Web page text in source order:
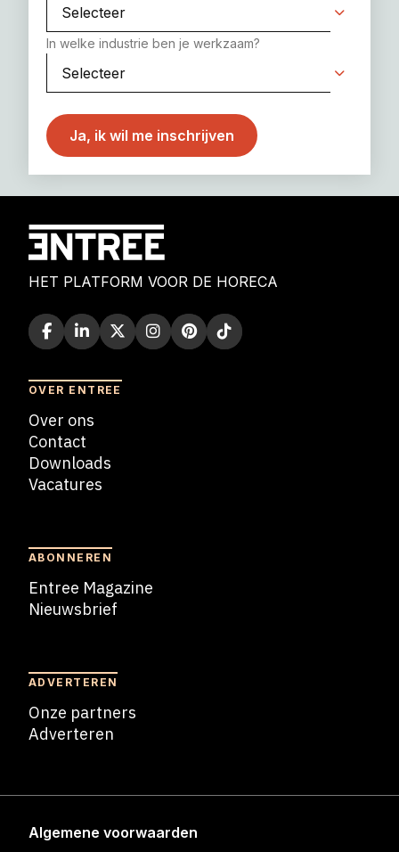
In welke industrie ben je werkzaam?
HET PLATFORM VOOR DE HORECA
OVER ENTREE
Over ons
Contact
Downloads
Vacatures
ABONNEREN
Entree Magazine
Nieuwsbrief
ADVERTEREN
Onze partners
Adverteren
Algemene voorwaarden